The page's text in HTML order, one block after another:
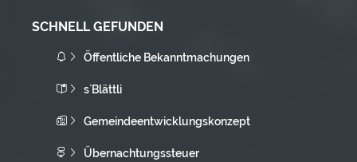
SCHNELL GEFUNDEN
Öffentliche Bekanntmachungen
s`Blättli
Gemeindeentwicklungskonzept
Übernachtungssteuer